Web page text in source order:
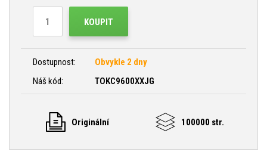
KOUPIT
Dostupnost:
Obvykle 2 dny
Náš kód:
TOKC9600XXJG
Originální 100000 str.